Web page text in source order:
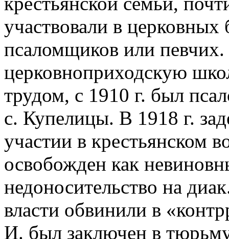
участвовали в церковных
псаломщиков или
церковноприходскую
трудом, с 1910 г. был
с. Купелицы. В 1918 г.
участии в крестьянском
освобожден как
недоносительство на
власти обвинили в
И. был заключен в